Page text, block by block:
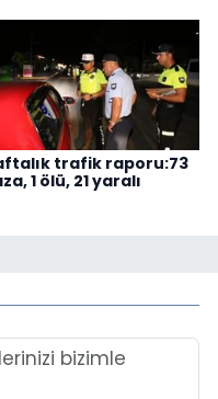
trafik raporu:73
1 ölü, 21 yaralı